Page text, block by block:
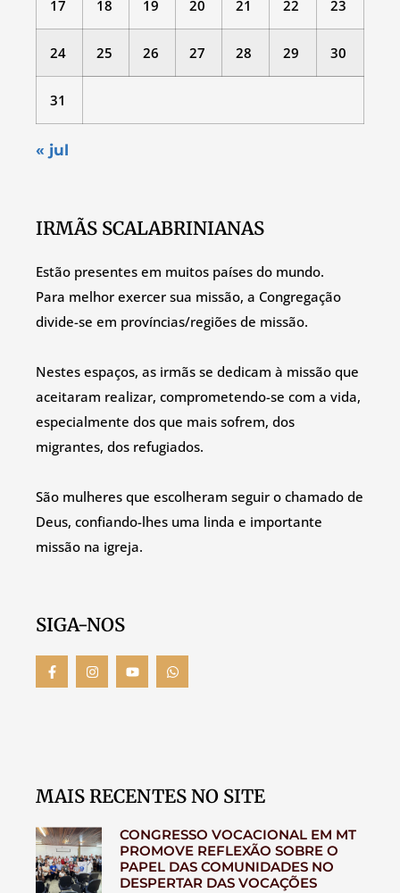
17 18 19 20 21 22 23
24 25 26 27 28 29 30
31
« jul
IRMÃS SCALABRINIANAS
Estão presentes em muitos países do mundo.
Para melhor exercer sua missão, a Congregação
divide-se em províncias/regiões de missão.
Nestes espaços, as irmãs se dedicam à missão que
aceitaram realizar, comprometendo-se com a vida,
especialmente dos que mais sofrem, dos
migrantes, dos refugiados.
São mulheres que escolheram seguir o chamado de
Deus, confiando-lhes uma linda e importante
missão na igreja.
SIGA-NOS
MAIS RECENTES NO SITE
CONGRESSO VOCACIONAL EM MT
PROMOVE REFLEXÃO SOBRE O
PAPEL DAS COMUNIDADES NO
DESPERTAR DAS VOCAÇÕES